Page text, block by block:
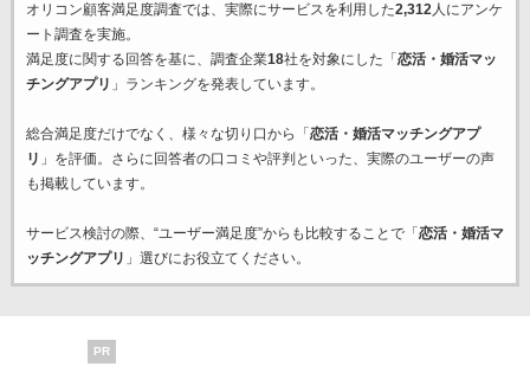
オリコン顧客満足度調査では、実際にサービスを利用した2,312人にアンケ
ート調査を実施。
満足度に関する回答を基に、調査企業18社を対象にした「 恋活・婚活マッ
チングアプリ 」ランキングを発表しています。
総合満足度だけでなく、様々な切り口から「 恋活・婚活マッチングアプ
リ 」を評価。さらに回答者の口コミや評判といった、実際のユーザーの声
も掲載しています。
サービス検討の際、“ユーザー満足度”からも比較することで「 恋活・婚活マ
ッチングアプリ 」選びにお役立てください。
PR